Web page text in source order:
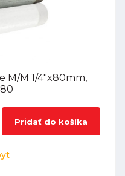
M/M 1/4"x80mm,
Pridať do košíka